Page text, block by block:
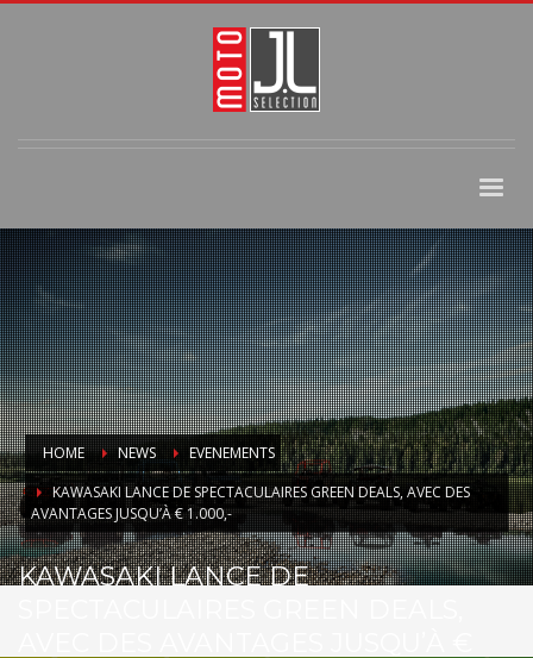
HOME NEWS
EVENEMENTS
KAWASAKI LANCE DE SPECTACULAIRES GREEN DEALS, AVEC DES
AVANTAGES JUSQU’À € 1.000,-
KAWASAKI LANCE DE